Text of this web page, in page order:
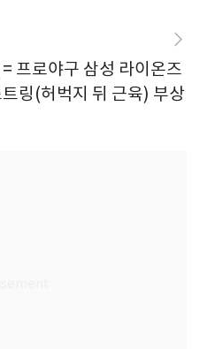
프로야구 삼성 라이온즈
링(허벅지 뒤 근육) 부상